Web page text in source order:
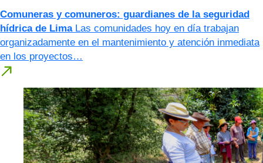
Comuneras y comuneros: guardianes de la seguridad
hídrica de Lima Las comunidades hoy en día trabajan
organizadamente en el mantenimiento y atención inmediata
en los proyectos…